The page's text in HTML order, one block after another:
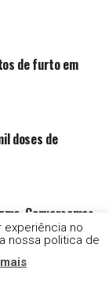
de furto em
doses de
Conversemos
experiência no
nossa politica de